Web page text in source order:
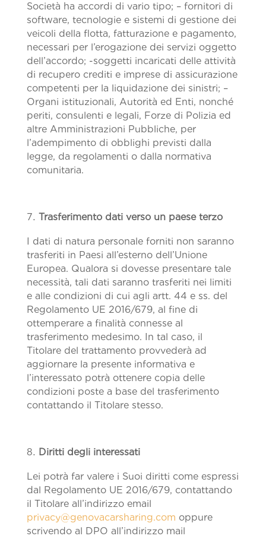
Società ha accordi di vario tipo; – fornitori di
software, tecnologie e sistemi di gestione dei
veicoli della flotta, fatturazione e pagamento,
necessari per l’erogazione dei servizi oggetto
dell’accordo; -soggetti incaricati delle attività
di recupero crediti e imprese di assicurazione
competenti per la liquidazione dei sinistri; –
Organi istituzionali, Autorità ed Enti, nonché
periti, consulenti e legali, Forze di Polizia ed
altre Amministrazioni Pubbliche, per
l’adempimento di obblighi previsti dalla
legge, da regolamenti o dalla normativa
comunitaria.
Trasferimento dati verso un paese terzo
I dati di natura personale forniti non saranno
trasferiti in Paesi all’esterno dell’Unione
Europea. Qualora si dovesse presentare tale
necessità, tali dati saranno trasferiti nei limiti
e alle condizioni di cui agli artt. 44 e ss. del
Regolamento UE 2016/679, al fine di
ottemperare a finalità connesse al
trasferimento medesimo. In tal caso, il
Titolare del trattamento provvederà ad
aggiornare la presente informativa e
l’interessato potrà ottenere copia delle
condizioni poste a base del trasferimento
contattando il Titolare stesso.
Diritti degli interessati
Lei potrà far valere i Suoi diritti come espressi
dal Regolamento UE 2016/679, contattando
il Titolare all’indirizzo email
privacy@genovacarsharing.com oppure
scrivendo al DPO all’indirizzo mail